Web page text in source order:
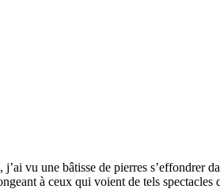
vu une bâtisse de pierres s’effondrer
à ceux qui voient de tels